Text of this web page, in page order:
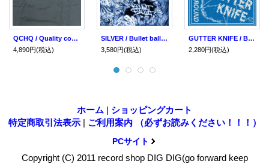
QCHQ / Quality control (t-shirt) Quality control hq
4,890円(税込)
SILVER / Bullet ballet (Lp) Quality control hq
3,580円(税込)
GUTTER KNIFE / Boots on the ground (Lp) Quality control hq
2,280円(税込)
ホーム | ショッピングカート
特定商取引法表示 | ご利用案内 （必ずお読みください！！！）
PCサイト
Copyright (C) 2011 record shop DIG DIG(go forward keep